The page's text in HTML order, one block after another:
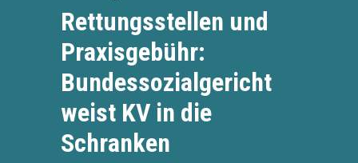
Rettungsstellen und
Praxisgebühr:
Bundessozialgericht
weist KV in die
Schranken